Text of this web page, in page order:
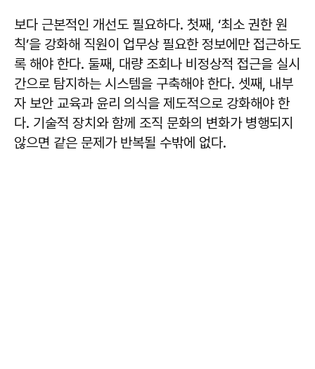
보다 근본적인 개선도 필요하다. 첫째, ‘최소 권한 원
칙’을 강화해 직원이 업무상 필요한 정보에만 접근하도
록 해야 한다. 둘째, 대량 조회나 비정상적 접근을 실시
간으로 탐지하는 시스템을 구축해야 한다. 셋째, 내부
자 보안 교육과 윤리 의식을 제도적으로 강화해야 한
다. 기술적 장치와 함께 조직 문화의 변화가 병행되지
않으면 같은 문제가 반복될 수밖에 없다.